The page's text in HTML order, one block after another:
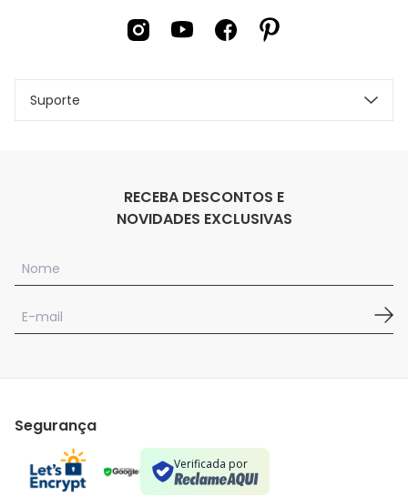
Suporte
RECEBA DESCONTOS E
NOVIDADES EXCLUSIVAS
Segurança
Verificada por